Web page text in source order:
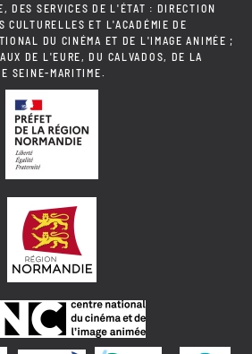
DES SERVICES DE L'ÉTAT : DIRECTION
CULTURELLES ET L'ACADÉMIE DE
DU CINÉMA ET DE L'IMAGE ANIMÉE ;
DE L'EURE, DU CALVADOS, DE LA
SEINE-MARITIME.